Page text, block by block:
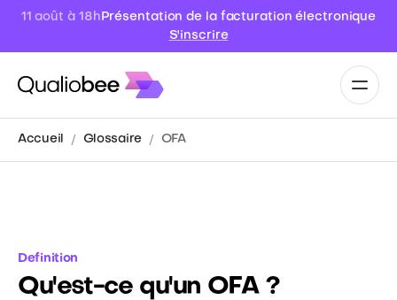
11 août à 18h Présentation de la facturation électronique
S'inscrire
Accueil Glossaire OFA
Definition
Qu'est-ce qu'un OFA ?